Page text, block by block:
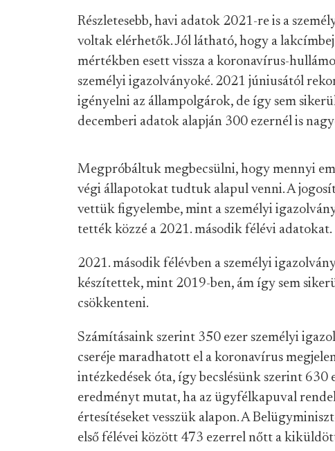
Részletesebb, havi adatok 2021-re is a
voltak elérhetők. Jól látható, hogy a
mértékben esett vissza a koronavírus-
személyi igazolványoké. 2021 júniusától
igényelni az állampolgárok, de így sem
decemberi adatok alapján 300 ezernél is
Megpróbáltuk megbecsülni, hogy mennyi
végi állapotokat tudtuk alapul venni. A
vettük figyelembe, mint a személyi
tették közzé a 2021. második félévi adatokat.
2021. második félévben a személyi
készítettek, mint 2019-ben, ám így sem
csökkenteni.
Számításaink szerint 350 ezer személyi
cseréje maradhatott el a koronavírus
intézkedések óta, így becslésünk szerint 630
eredményt mutat, ha az ügyfélkapuval
értesítéseket vesszük alapon. A
első félévei között 473 ezerrel nőtt a